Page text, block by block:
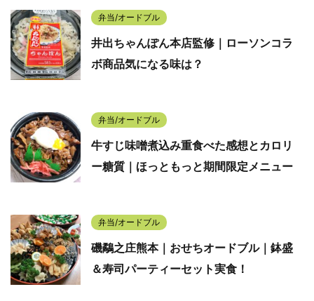
弁当/オードブル
井出ちゃんぽん本店監修｜ローソンコラ
ボ商品気になる味は？
弁当/オードブル
牛すじ味噌煮込み重食べた感想とカロリ
ー糖質｜ほっともっと期間限定メニュー
弁当/オードブル
磯鷸之庄熊本｜おせちオードブル｜鉢盛
＆寿司パーティーセット実食！